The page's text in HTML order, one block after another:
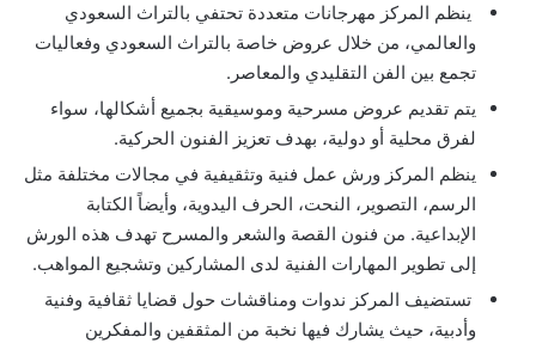
ينظم المركز مهرجانات متعددة تحتفي بالتراث السعودي
والعالمي، من خلال عروض خاصة بالتراث السعودي وفعاليات
تجمع بين الفن التقليدي والمعاصر.
يتم تقديم عروض مسرحية وموسيقية بجميع أشكالها، سواء
لفرق محلية أو دولية، بهدف تعزيز الفنون الحركية.
ينظم المركز ورش عمل فنية وتثقيفية في مجالات مختلفة مثل
الرسم، التصوير، النحت، الحرف اليدوية، وأيضاً الكتابة
الإبداعية. من فنون القصة والشعر والمسرح تهدف هذه الورش
إلى تطوير المهارات الفنية لدى المشاركين وتشجيع المواهب.
تستضيف المركز ندوات ومناقشات حول قضايا ثقافية وفنية
وأدبية، حيث يشارك فيها نخبة من المثقفين والمفكرين